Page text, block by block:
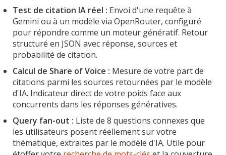
Test de citation IA réel : Envoi d'une requête à
Gemini ou à un modèle via OpenRouter, configuré
pour répondre comme un moteur génératif. Retour
structuré en JSON avec réponse, sources et
probabilité de citation.
Calcul de Share of Voice : Mesure de votre part de
citations parmi les sources retournées par le modèle
d'IA. Indicateur direct de votre poids face aux
concurrents dans les réponses génératives.
Query fan-out : Liste de 8 questions connexes que
les utilisateurs posent réellement sur votre
thématique, extraites par le modèle d'IA. Utile pour